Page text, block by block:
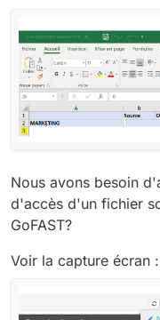
Nous avons besoin
d'accès d'un fichier
GoFAST?
Voir la capture écran :